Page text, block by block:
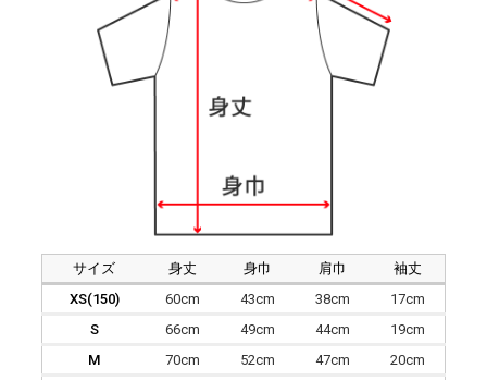
サイズ 身丈 身巾 肩巾
袖丈
XS(150)
60cm 43cm 38cm
17cm
S
66cm 49cm 44cm
19cm
M
70cm 52cm 47cm
20cm